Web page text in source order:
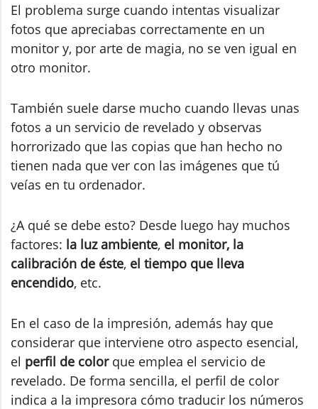
El problema surge cuando intentas visualizar
fotos que apreciabas correctamente en un
monitor y, por arte de magia, no se ven igual en
otro monitor.
También suele darse mucho cuando llevas unas
fotos a un servicio de revelado y observas
horrorizado que las copias que han hecho no
tienen nada que ver con las imágenes que tú
veías en tu ordenador.
¿A qué se debe esto? Desde luego hay muchos
factores: la luz ambiente, el monitor, la
calibración de éste, el tiempo que lleva
encendido, etc.
En el caso de la impresión, además hay que
considerar que interviene otro aspecto esencial,
el perfil de colorque emplea el servicio de
revelado. De forma sencilla, el perfil de color
indica a la impresora cómo traducir los números